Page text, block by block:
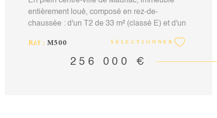
entièrement loué, composé en rez-de-
chaussée : d'un T2 de 33 m² (classé E) et d'un
T4 de 90 m² (classé E), au deuxième étage :
deux T3 de 43 m² (classé D) et au troisième
Réf : M500 SÉLECTIONNER
256 000 €